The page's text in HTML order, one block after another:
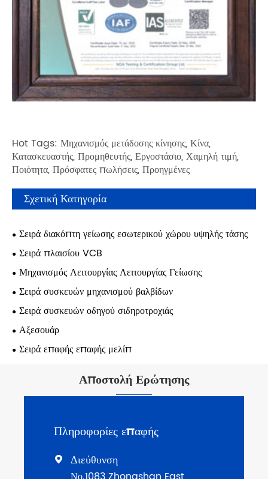
Hot Tags: Μηχανισμός μετάδοσης κίνησης, Κίνα,
Κατασκευαστής, Προμηθευτής, Εργοστάσιο, Χαμηλή τιμή,
Ποιότητα, Πρόσφατες πωλήσεις, Προηγμένες
Σχετική Κατηγορία
Σειρά διακόπτη γείωσης εσωτερικού χώρου υψηλής τάσης
Σειρά πλαισίου VCB
Μηχανισμός Λειτουργίας Λειτουργίας Γείωσης
Σειρά συσκευών μηχανισμού βαλβίδων
Σειρά συσκευών οδηγού σιδηροτροχιάς
Αξεσουάρ
Σειρά επαφής επαφής μελίπ
Αποστολή Ερώτησης
Πληροφορίες επαφής
 Διεύθυνση